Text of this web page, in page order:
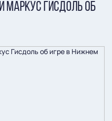
МАРКУС ГИСДОЛЬ ОБ